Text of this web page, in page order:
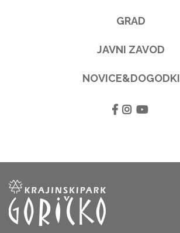
GRAD
JAVNI ZAVOD
NOVICE&DOGODKI